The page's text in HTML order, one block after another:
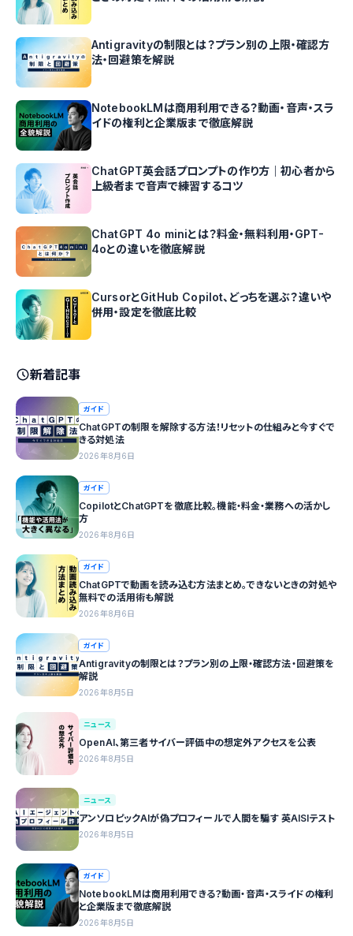
Antigravityの制限とは？プラン別の上限・確認方
法・回避策を解説
NotebookLMは商用利用できる？動画・音声・スラ
イドの権利と企業版まで徹底解説
ChatGPT英会話プロンプトの作り方｜初心者から
上級者まで音声で練習するコツ
ChatGPT 4o miniとは？料金・無料利用・GPT-
4oとの違いを徹底解説
CursorとGitHub Copilot、どっちを選ぶ？違いや
併用・設定を徹底比較
新着記事
ガイド
ChatGPTの制限を解除する方法！リセットの仕組みと今すぐで
きる対処法
2026年8月6日
ガイド
CopilotとChatGPTを徹底比較。機能・料金・業務への活かし
方
2026年8月6日
ガイド
ChatGPTで動画を読み込む方法まとめ。できないときの対処や
無料での活用術も解説
2026年8月6日
ガイド
Antigravityの制限とは？プラン別の上限・確認方法・回避策を
解説
2026年8月5日
ニュース
OpenAI、第三者サイバー評価中の想定外アクセスを公表
2026年8月5日
ニュース
アンソロピックAIが偽プロフィールで人間を騙す 英AISIテスト
2026年8月5日
ガイド
NotebookLMは商用利用できる？動画・音声・スライドの権利
と企業版まで徹底解説
2026年8月5日